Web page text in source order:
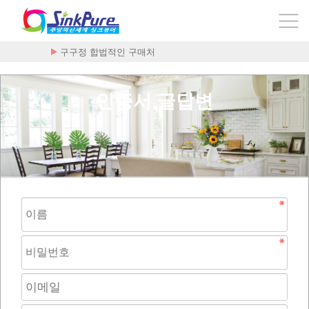
구구정 합법적인 구매처
인증서 글답변